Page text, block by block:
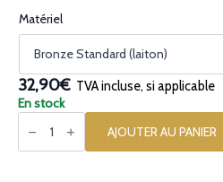
prix :
32,90€
38,70€
Matériel
32,90€ TVA incluse, si applicable
En stock
quantité
de
en
AJOUTER AU PANIER